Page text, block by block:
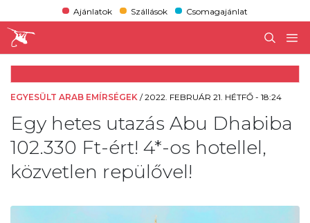
Ajánlatok Szállások Csomagajánlat
EGYESÜLT ARAB EMÍRSÉGEK /2022. FEBRUÁR 21. HÉTFŐ - 18:24
Egy hetes utazás Abu Dhabiba
102.330 Ft-ért! 4*-os hotellel,
közvetlen repülővel!